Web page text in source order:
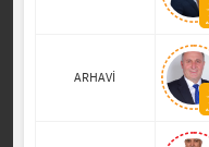
ARHAVİ